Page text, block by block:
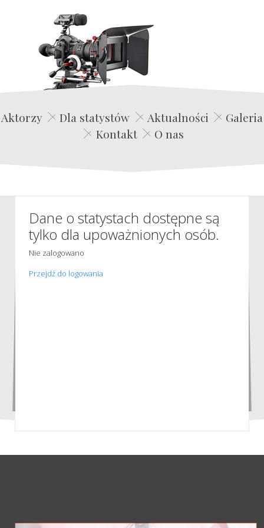
Edwin Film Agencja Aktorska
Aktorzy Dla statystów Aktualności
Galeria
Kontakt
O nas
Dane o statystach dostępne są
tylko dla upoważnionych osób.
Nie zalogowano
Przejdź do logowania